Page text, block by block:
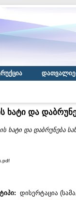
ხატი და
ხატი და დაბრუნება
დისერტაცია